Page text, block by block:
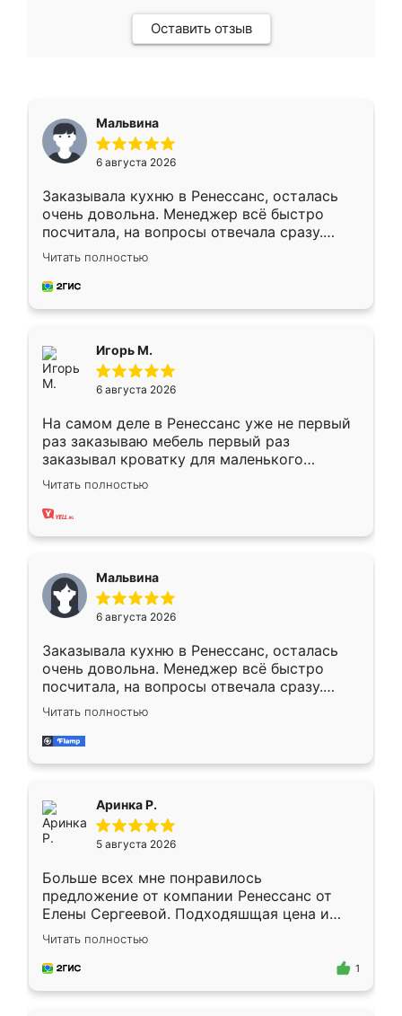
Оставить отзыв
Мальвина
6 августа 2026
Заказывала кухню в Ренессанс, осталась
очень довольна. Менеджер всё быстро
посчитала, на вопросы отвечала сразу.
Замерщик приехал в субботу, подошёл к
делу со всей ответственностью. Собрали
за день, ребята работали аккуратно, даже
Читать полностью
Игорь М.
6 августа 2026
На самом деле в Ренессанс уже не первый
раз заказываю мебель первый раз
заказывал кроватку для маленького
ребёнка при его рождении ,во второй раз
заказал шкаф-купе. По качеству очень
хорошее сборка достаточно быстрая,
меньше, здесь же он более разнообразный.
Мне нравится ,если что-то потребуется из
мебели буду заказывать только здесь.
Читать полностью
Мальвина
6 августа 2026
Заказывала кухню в Ренессанс, осталась
очень довольна. Менеджер всё быстро
посчитала, на вопросы отвечала сразу.
Замерщик приехал в субботу, подошёл к
делу со всей ответственностью. Собрали
за день, ребята работали аккуратно, даже
Читать полностью
Аринка Р.
5 августа 2026
Больше всех мне понравилось
предложение от компании Ренессанс от
Елены Сергеевой. Подходяшщая цена и
короткие сроки изготовления. Приехавший
для замера сотрудник Владислав
предложил по моему эскизу самый
Читать полностью
1